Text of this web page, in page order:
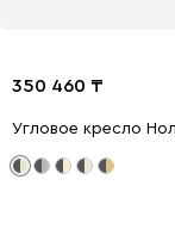
350 460
Угловое кресло